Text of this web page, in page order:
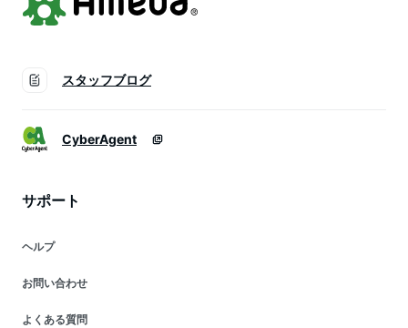
スタッフブログ
CyberAgent
サポート
ヘルプ
お問い合わせ
よくある質問